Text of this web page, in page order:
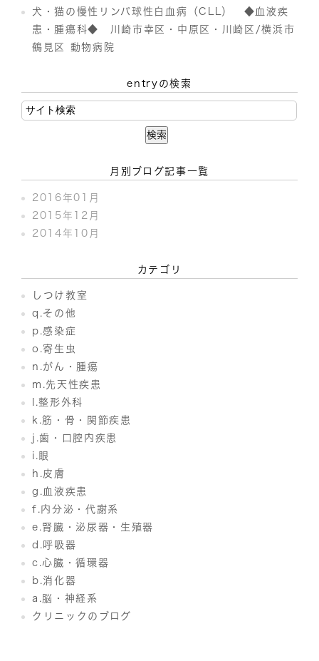
犬・猫の慢性リンパ球性白血病（CLL） ◆血液疾
患・腫瘍科◆ 川崎市幸区・中原区・川崎区/横浜市
鶴見区 動物病院
entryの検索
月別ブログ記事一覧
2016年01月
2015年12月
2014年10月
カテゴリ
しつけ教室
q.その他
p.感染症
o.寄生虫
n.がん・腫瘍
m.先天性疾患
l.整形外科
k.筋・骨・関節疾患
j.歯・口腔内疾患
i.眼
h.皮膚
g.血液疾患
f.内分泌・代謝系
e.腎臓・泌尿器・生殖器
d.呼吸器
c.心臓・循環器
b.消化器
a.脳・神経系
クリニックのブログ